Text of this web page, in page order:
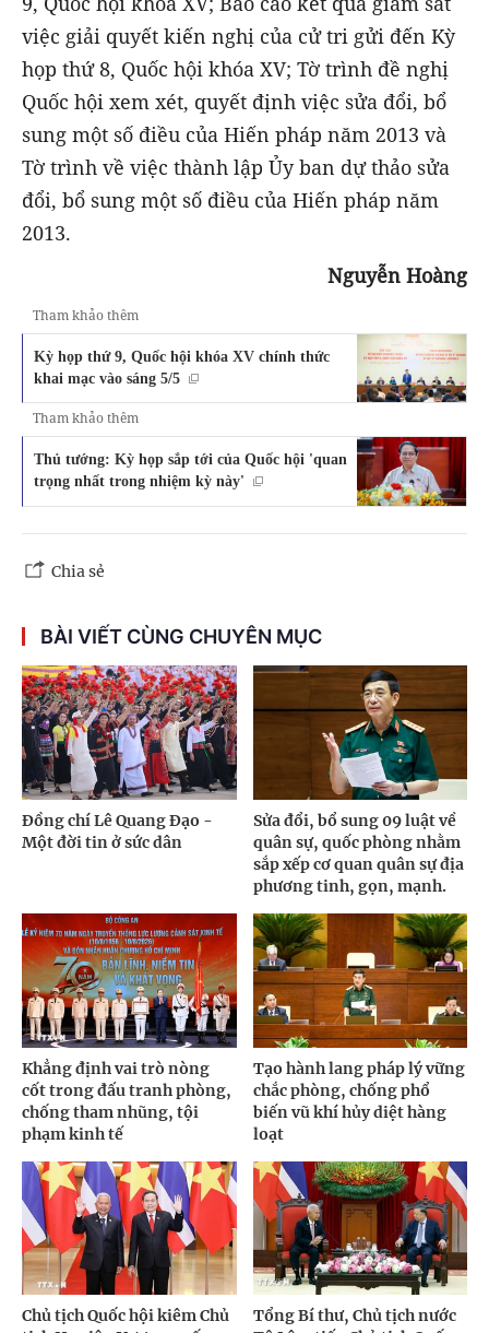
việc giải quyết kiến nghị của cử tri gửi đến Kỳ
họp thứ 8, Quốc hội khóa XV; Tờ trình đề nghị
Quốc hội xem xét, quyết định việc sửa đổi, bổ
sung một số điều của Hiến pháp năm 2013 và
Tờ trình về việc thành lập Ủy ban dự thảo sửa
đổi, bổ sung một số điều của Hiến pháp năm
2013.
Nguyễn Hoàng
Tham khảo thêm
Kỳ họp thứ 9, Quốc hội khóa XV chính thức
khai mạc vào sáng 5/5
Tham khảo thêm
Thủ tướng: Kỳ họp sắp tới của Quốc hội 'quan
trọng nhất trong nhiệm kỳ này'
Chia sẻ
BÀI VIẾT CÙNG CHUYÊN MỤC
Đồng chí Lê Quang Đạo -
Một đời tin ở sức dân
Sửa đổi, bổ sung 09 luật về
quân sự, quốc phòng nhằm
sắp xếp cơ quan quân sự địa
phương tinh, gọn, mạnh.
Khẳng định vai trò nòng
cốt trong đấu tranh phòng,
chống tham nhũng, tội
phạm kinh tế
Tạo hành lang pháp lý vững
chắc phòng, chống phổ
biến vũ khí hủy diệt hàng
loạt
Chủ tịch Quốc hội kiêm Chủ
Tổng Bí thư, Chủ tịch nước